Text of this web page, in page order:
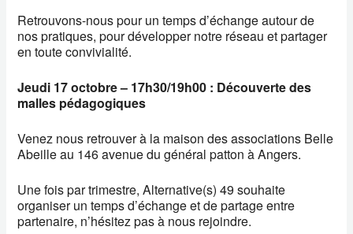
Retrouvons-nous pour un temps d’échange autour de
nos pratiques, pour développer notre réseau et partager
en toute convivialité.
Jeudi 17 octobre – 17h30/19h00 : Découverte des
malles pédagogiques
Venez nous retrouver à la maison des associations Belle
Abeille au 146 avenue du général patton à Angers.
Une fois par trimestre, Alternative(s) 49 souhaite
organiser un temps d’échange et de partage entre
partenaire, n’hésitez pas à nous rejoindre.